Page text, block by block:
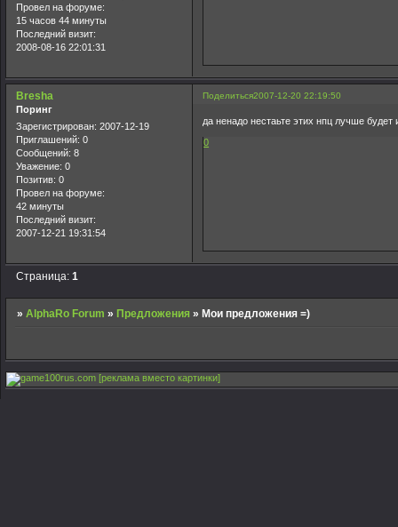
Провел на форуме:
15 часов 44 минуты
Последний визит:
2008-08-16 22:01:31
Поделиться2007-12-20 22:19:50
Bresha
Поринг
Зарегистрирован: 2007-12-19
Приглашений: 0
Сообщений: 8
Уважение: 0
Позитив: 0
Провел на форуме:
42 минуты
Последний визит:
2007-12-21 19:31:54
да ненадо нестаьте этих нпц лучше
0
Страница:1
»AlphaRo Forum »Предложения »Мои предложения =)
[реклама вместо картинки]